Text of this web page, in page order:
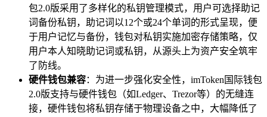
包2.0版采用了多样化的私钥管理模式，用户可选择助记
词备份私钥，助记词以12个或24个单词的形式呈现，便
于用户记忆与备份，钱包对私钥实施加密存储策略，仅
用户本人知晓助记词或私钥，从源头上为资产安全筑牢
了防线。
硬件钱包兼容：为进一步强化安全性，imToken国际钱包
2.0版支持与硬件钱包（如Ledger、Trezor等）的无缝连
接，硬件钱包将私钥存储于物理设备之中，大幅降低了